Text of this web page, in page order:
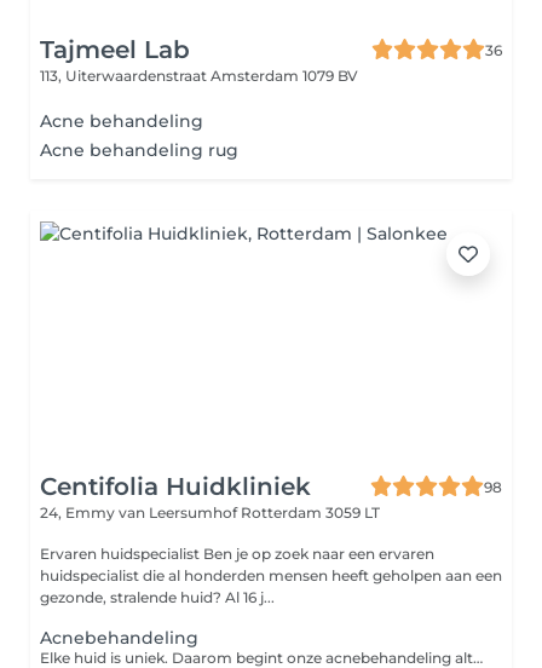
Tajmeel Lab
36
113, Uiterwaardenstraat Amsterdam 1079 BV
Acne behandeling
Acne behandeling rug
Centifolia Huidkliniek
98
24, Emmy van Leersumhof Rotterdam 3059 LT
Ervaren huidspecialist Ben je op zoek naar een ervaren
huidspecialist die al honderden mensen heeft geholpen aan een
gezonde, stralende huid? Al 16 j...
Acnebehandeling
Elke huid is uniek. Daarom begint onze acnebehandeling altijd met een persoonlijk intakegesprek, waarin we je huidconditie nauwkeurig bekijken, naar jouw verhaal luisteren en een behandelplan op maat opstellen. Hierbij houden we rekening met: De vorm en ernst van de acne Jouw huidtype en eventuele gevoeligheden Eventuele medicatie of onderliggende factoren Jouw wensen en doelen Onze behandelingen zijn een combinatie van professionele technieken en zorgen voor een zichtbare verbetering van de huid: Dieptereiniging Verwijdert onzuiverheden en overtollig talg. Kalmerende en zuiverende maskers Verzachten de huid en verminderen roodheid. LED-therapie Ondersteunt huidherstel en pakt acne actief aan.